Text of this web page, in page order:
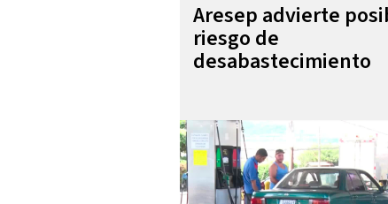
Aresep advierte
riesgo de
desabastecimiento